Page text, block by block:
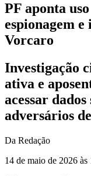
PF aponta
espionagem
Vorcaro
Investigação
ativa e
acessar
adversários
Da Redação
14 de maio de 2026 às